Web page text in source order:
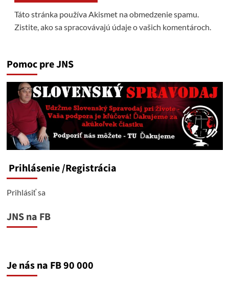
Táto stránka používa Akismet na obmedzenie spamu.
Zistite, ako sa spracovávajú údaje o vašich komentároch.
Pomoc pre JNS
Prihlásenie/Registrácia
Prihlásiť sa
JNS na FB
Je nás na FB 90 000